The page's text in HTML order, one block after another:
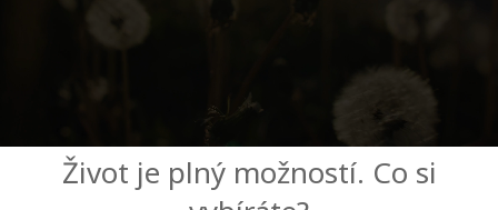
Access
BarsŽivot je plný možností. Co si